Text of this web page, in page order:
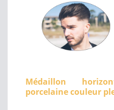
Médaillon
porcelaine couleur